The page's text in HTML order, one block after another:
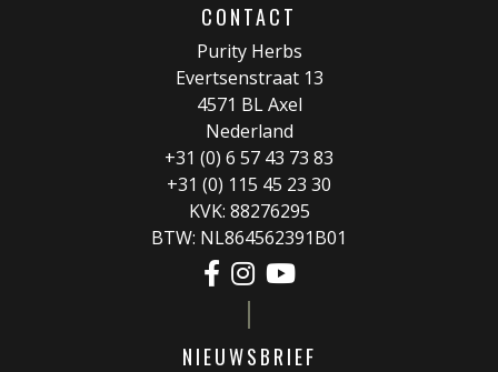
CONTACT
Purity Herbs
Evertsenstraat 13
4571 BL Axel
Nederland
+31 (0) 6 57 43 73 83
+31 (0) 115 45 23 30
KVK: 88276295
BTW: NL864562391B01
NIEUWSBRIEF